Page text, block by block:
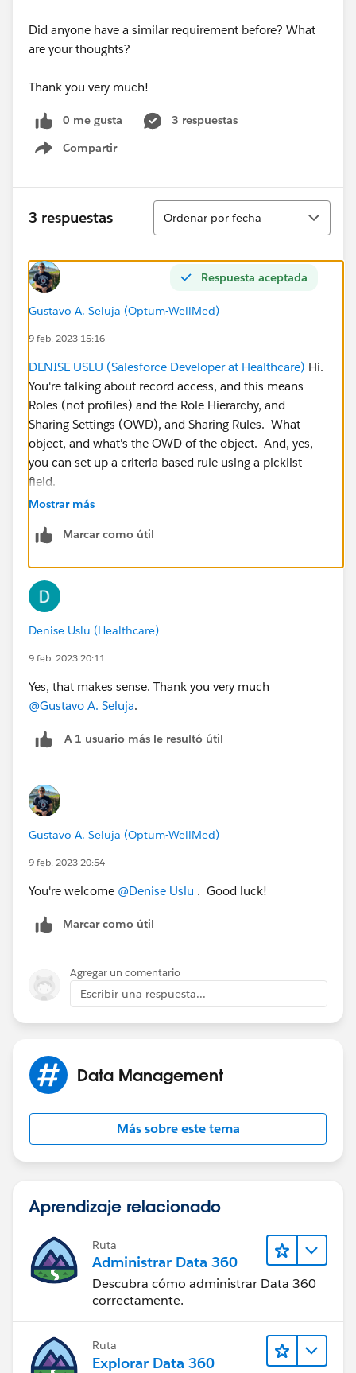
Did anyone have a similar requirement before? What
are your thoughts?
Thank you very much!
0 me gusta
3 respuestas
Compartir
Show menu
3 respuestas
Ordenar
Ordenar por fecha
Respuesta aceptada
Gustavo A. Seluja (Optum-WellMed)
9 feb. 2023 15:16
DENISE USLU (Salesforce Developer at Healthcare) Hi.
You're talking about record access, and this means
Roles (not profiles) and the Role Hierarchy, and
Sharing Settings (OWD), and Sharing Rules. What
object, and what's the OWD of the object. And, yes,
you can set up a criteria based rule using a picklist
field.
Mostrar más
Marcar como útil
Denise Uslu (Healthcare)
9 feb. 2023 20:11
Yes, that makes sense. Thank you very much
@Gustavo A. Seluja.
A 1 usuario más le resultó útil
Gustavo A. Seluja (Optum-WellMed)
9 feb. 2023 20:54
You're welcome @Denise Uslu . Good luck!
Marcar como útil
Agregar un comentario
Escribir una respuesta...
Data Management
Más sobre este tema
Aprendizaje relacionado
Ruta
Administrar Data 360
Descubra cómo administrar Data 360
correctamente.
Ruta
Explorar Data 360